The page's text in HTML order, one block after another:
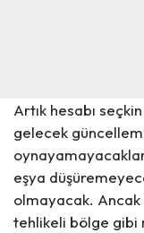
Artık hesabı
gelecek
eşya
olmayacak.
tehlikeli bölge gibi